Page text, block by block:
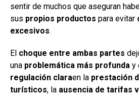
sentir de muchos que aseguran
sus propios productos para evitar
excesivos.
El choque entre ambas partes
una problemática más profunda y
regulación claraen la prestación
turísticos, la ausencia de tarifas